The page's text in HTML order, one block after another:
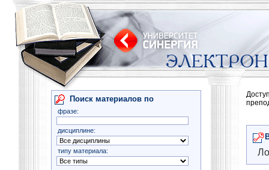
Поиск материалов по
фразе:
дисциплине:
типу материала: